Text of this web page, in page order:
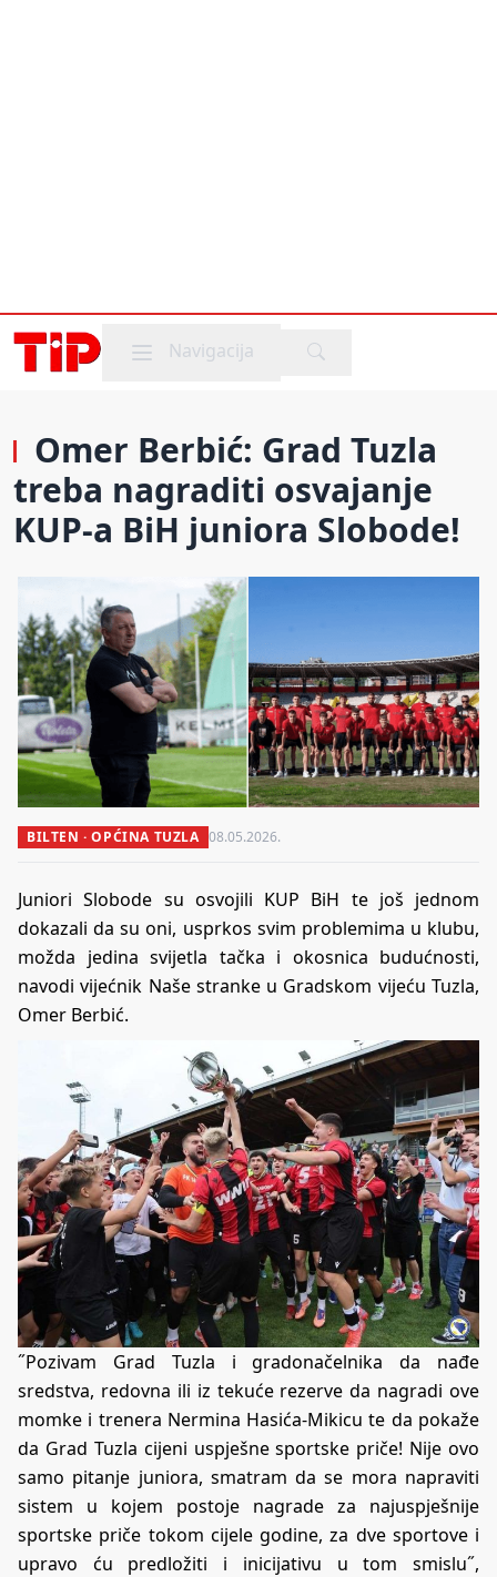
Mobile menu
Navigacija
Omer Berbić: Grad Tuzla
treba nagraditi osvajanje
KUP-a BiH juniora Slobode!
BILTEN · OPĆINA TUZLA 08.05.2026.
Juniori Slobode su osvojili KUP BiH te još jednom
dokazali da su oni, usprkos svim problemima u klubu,
možda jedina svijetla tačka i okosnica budućnosti,
navodi vijećnik Naše stranke u Gradskom vijeću Tuzla,
Omer Berbić.
˝Pozivam Grad Tuzla i gradonačelnika da nađe
sredstva, redovna ili iz tekuće rezerve da nagradi ove
momke i trenera Nermina Hasića-Mikicu te da pokaže
da Grad Tuzla cijeni uspješne sportske priče! Nije ovo
samo pitanje juniora, smatram da se mora napraviti
sistem u kojem postoje nagrade za najuspješnije
sportske priče tokom cijele godine, za dve sportove i
upravo ću predložiti i inicijativu u tom smislu˝,